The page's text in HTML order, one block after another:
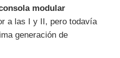
modular
a las I y II, pero todavía
generación de